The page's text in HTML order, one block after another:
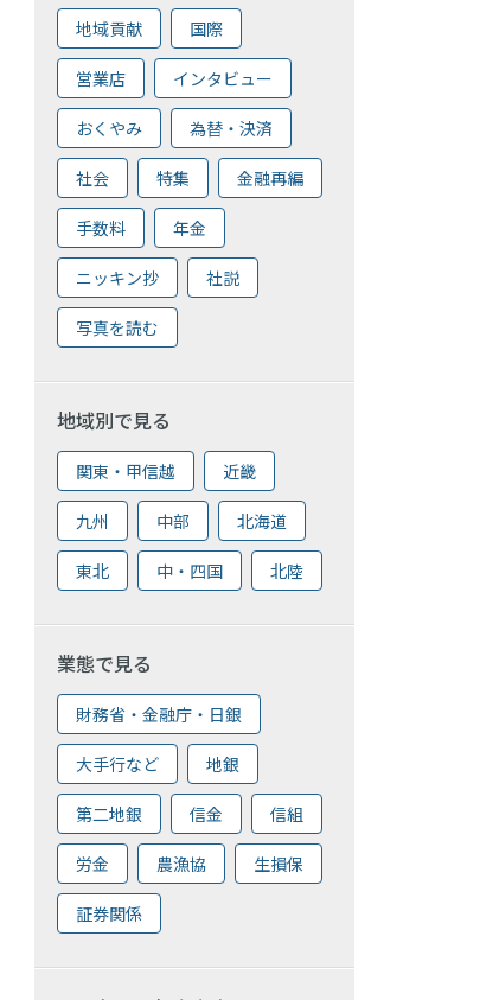
地域貢献 国際
営業店 インタビュー
おくやみ 為替・決済
社会 特集 金融再編
手数料 年金
ニッキン抄 社説
写真を読む
地域別で見る
関東・甲信越 近畿
九州 中部 北海道
東北 中・四国 北陸
業態で見る
財務省・金融庁・日銀
大手行など 地銀
第二地銀 信金 信組
労金 農漁協 生損保
証券関係